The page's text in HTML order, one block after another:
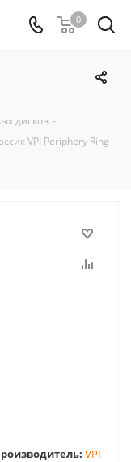
0
дисков -
VPI Periphery Ring
VPI